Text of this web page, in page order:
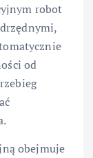
robot
od
obejmuje